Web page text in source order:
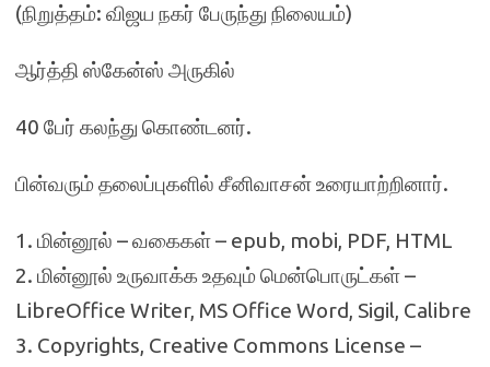
(நிறுத்தம்: விஜய நகர் பேருந்து நிலையம்)
ஆர்த்தி ஸ்கேன்ஸ் அருகில்
40 பேர் கலந்து கொண்டனர்.
பின்வரும் தலைப்புகளில் சீனிவாசன் உரையாற்றினார்.
1. மின்னூல் – வகைகள் – epub, mobi, PDF, HTML
2. மின்னூல் உருவாக்க உதவும் மென்பொருட்கள் –
LibreOffice Writer, MS Office Word, Sigil, Calibre
3. Copyrights, Creative Commons License –